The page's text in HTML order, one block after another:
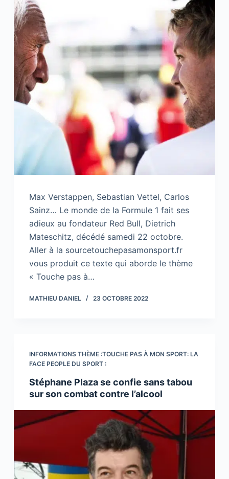
Max Verstappen, Sebastian Vettel, Carlos
Sainz… Le monde de la Formule 1 fait ses
adieux au fondateur Red Bull, Dietrich
Mateschitz, décédé samedi 22 octobre.
Aller à la sourcetouchepasamonsport.fr
vous produit ce texte qui aborde le thème
« Touche pas à…
MATHIEU DANIEL 23 OCTOBRE 2022
INFORMATIONS THÈME :TOUCHE PAS À MON SPORT: LA
FACE PEOPLE DU SPORT :
Stéphane Plaza se confie sans tabou
sur son combat contre l’alcool